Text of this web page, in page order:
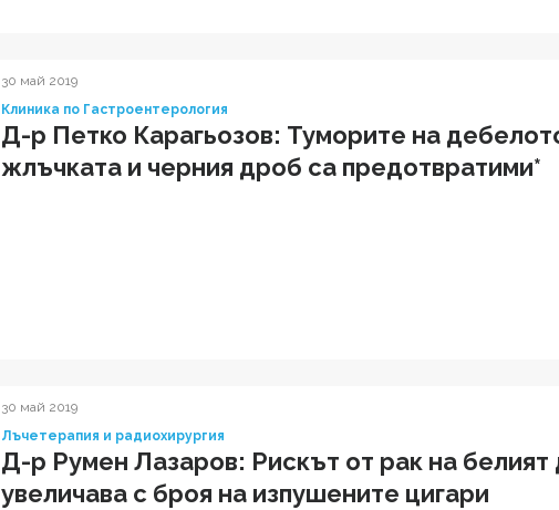
30 май 2019
Клиника по Гастроентерология
Д-р Петко Карагьозов: Туморите на
жлъчката и черния дроб са предотвратими*
30 май 2019
Лъчетерапия и радиохирургия
Д-р Румен Лазаров: Рискът от рак на белият
увеличава с броя на изпушените цигари